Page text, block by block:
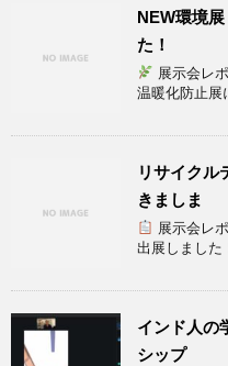
NEW環境
た！
展示会レ
温暖化防止展
リサイクル
きましま
展示会レ
出展しました
インド人の
シップ